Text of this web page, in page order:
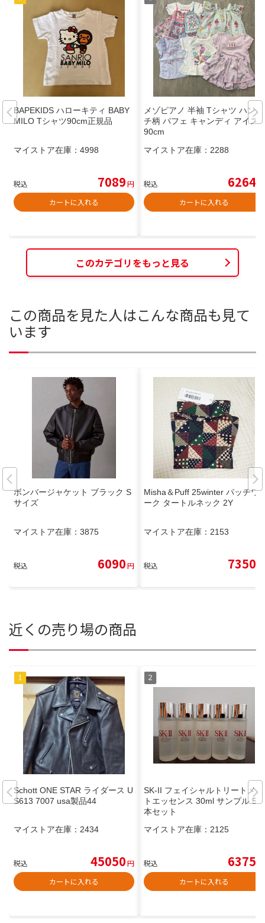
BAPEKIDS ハローキティ BABY
MILO Tシャツ90cm正規品
マイストア在庫： 4998
税込 7089円
カートに入れる
メゾピアノ 半袖 Tシャツ ハンカ
チ柄 パフェ キャンディ アイス
90cm
マイストア在庫： 2288
税込 6264
カートに入れる
このカテゴリをもっと見る
この商品を見た人はこんな商品も見て
います
ボンバージャケット ブラック S
サイズ
マイストア在庫： 3875
税込 6090円
Misha＆Puff 25winter パッチワ
ーク タートルネック 2Y
マイストア在庫： 2153
税込 7350
近くの売り場の商品
Schott ONE STAR ライダース U
S613 7007 usa製品44
マイストア在庫： 2434
税込 45050円
カートに入れる
SK-II フェイシャルトリートメン
トエッセンス 30ml サンプル 5
本セット
マイストア在庫： 2125
税込 6375
カートに入れる